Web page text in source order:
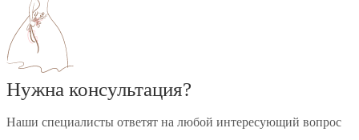
Нужна консультация?
Наши специалисты ответят на любой интересующий вопрос